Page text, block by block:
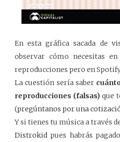
En esta gráfica sacada de
observar cómo necesitas
reproducciones pero en
La cuestión sería saber
reproducciones (falsas) que
(pregúntanos por una
Y si tienes tu música a través
Distrokid pues habrás